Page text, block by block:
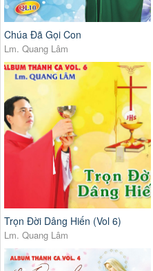
Chúa Đã Gọi Con
Lm. Quang Lâm
Trọn Đời Dâng Hiến (Vol 6)
Lm. Quang Lâm